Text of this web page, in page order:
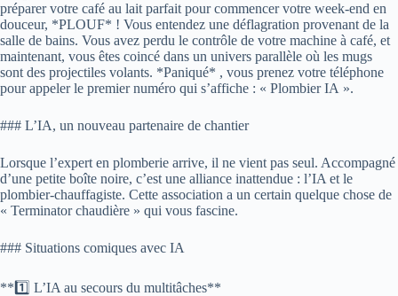
préparer votre café au lait parfait pour commencer votre week-end en
douceur, *PLOUF* ! Vous entendez une déflagration provenant de la
salle de bains. Vous avez perdu le contrôle de votre machine à café, et
maintenant, vous êtes coincé dans un univers parallèle où les mugs
sont des projectiles volants. *Paniqué* , vous prenez votre téléphone
pour appeler le premier numéro qui s’affiche : « Plombier IA ».
### L’IA, un nouveau partenaire de chantier
Lorsque l’expert en plomberie arrive, il ne vient pas seul. Accompagné
d’une petite boîte noire, c’est une alliance inattendue : l’IA et le
plombier-chauffagiste. Cette association a un certain quelque chose de
« Terminator chaudière » qui vous fascine.
### Situations comiques avec IA
**1️⃣ L’IA au secours du multitâches**